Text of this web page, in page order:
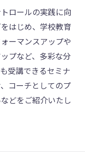
ロールの実践に向
はじめ、学校教育
ーマンスアップや
プなど、多彩な分
受講できるセミナ
コーチとしてのプ
どをご紹介いたし